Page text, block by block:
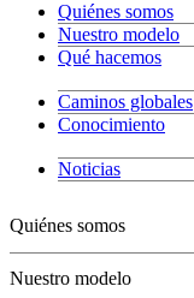
Quiénes somos
Nuestro modelo
Qué hacemos
Caminos globales
Conocimiento
Noticias
Quiénes somos
Nuestro modelo